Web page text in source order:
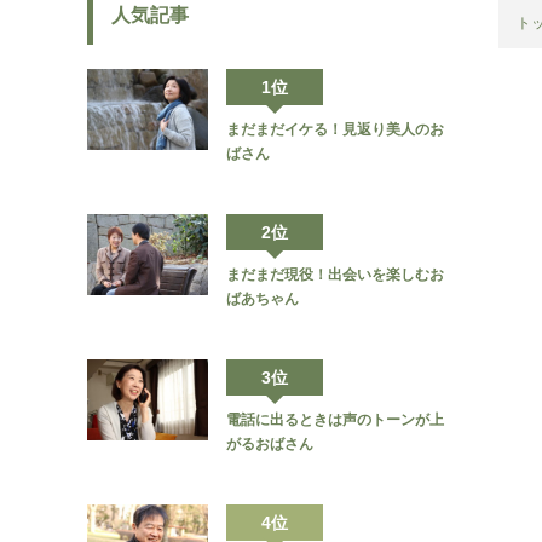
ト
人気記事
1位
まだまだイケる！見返り美人のお
ばさん
2位
まだまだ現役！出会いを楽しむお
ばあちゃん
3位
電話に出るときは声のトーンが上
がるおばさん
4位